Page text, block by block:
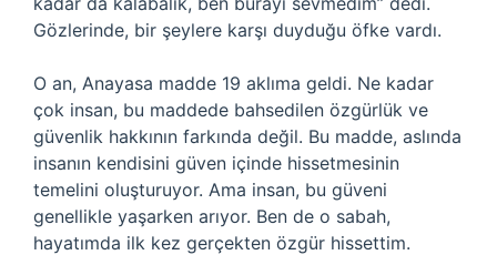
Gözlerinde, bir şeylere karşı duyduğu öfke vardı.
O an, Anayasa madde 19 aklıma geldi. Ne kadar
çok insan, bu maddede bahsedilen özgürlük ve
güvenlik hakkının farkında değil. Bu madde, aslında
insanın kendisini güven içinde hissetmesinin
temelini oluşturuyor. Ama insan, bu güveni
genellikle yaşarken arıyor. Ben de o sabah,
hayatımda ilk kez gerçekten özgür hissettim.